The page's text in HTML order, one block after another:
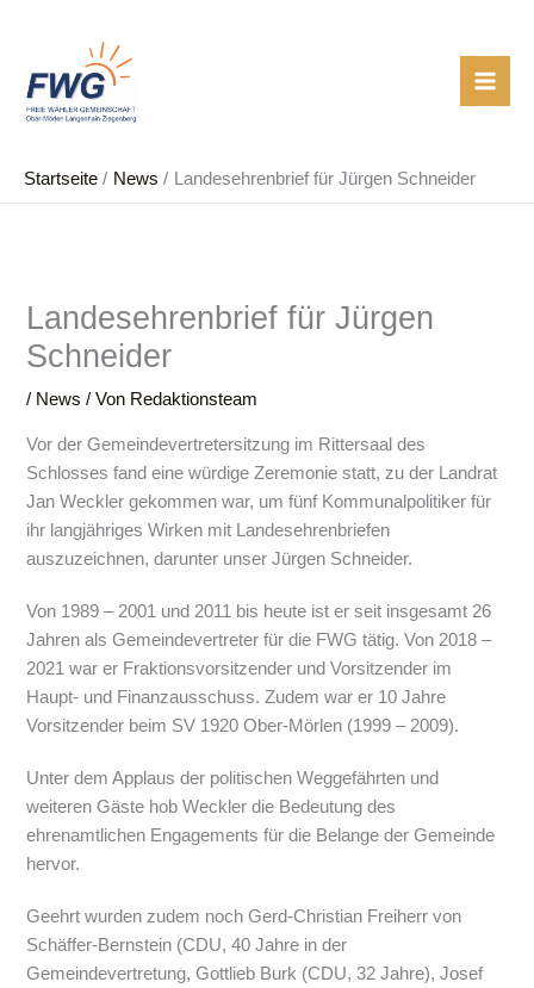
springen
Startseite News Landesehrenbrief für Jürgen Schneider
Landesehrenbrief für Jürgen
Schneider
/ News / Von Redaktionsteam
Vor der Gemeindevertretersitzung im Rittersaal des
Schlosses fand eine würdige Zeremonie statt, zu der Landrat
Jan Weckler gekommen war, um fünf Kommunalpolitiker für
ihr langjähriges Wirken mit Landesehrenbriefen
auszuzeichnen, darunter unser Jürgen Schneider.
Von 1989 – 2001 und 2011 bis heute ist er seit insgesamt 26
Jahren als Gemeindevertreter für die FWG tätig. Von 2018 –
2021 war er Fraktionsvorsitzender und Vorsitzender im
Haupt- und Finanzausschuss. Zudem war er 10 Jahre
Vorsitzender beim SV 1920 Ober-Mörlen (1999 – 2009).
Unter dem Applaus der politischen Weggefährten und
weiteren Gäste hob Weckler die Bedeutung des
ehrenamtlichen Engagements für die Belange der Gemeinde
hervor.
Geehrt wurden zudem noch Gerd-Christian Freiherr von
Schäffer-Bernstein (CDU, 40 Jahre in der
Gemeindevertretung, Gottlieb Burk (CDU, 32 Jahre), Josef